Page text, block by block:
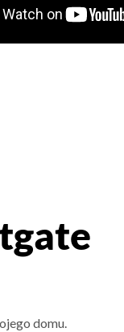
domu.